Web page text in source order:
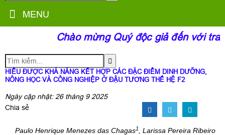
MENU
Chào mừng Quý độc giả đến với
HIỂU ĐƯỢC KHẢ NĂNG KẾT HỢP CÁC ĐẶC ĐIỂM DINH DƯỠNG,
NÔNG HỌC VÀ CÔNG NGHIỆP Ở ĐẬU TƯƠNG THẾ HỆ F2
Ngày cập nhật: 26 tháng 9 2025
Chia sẻ
Paulo Henrique Menezes das Chagas1
, Larissa Pereira Ribeiro